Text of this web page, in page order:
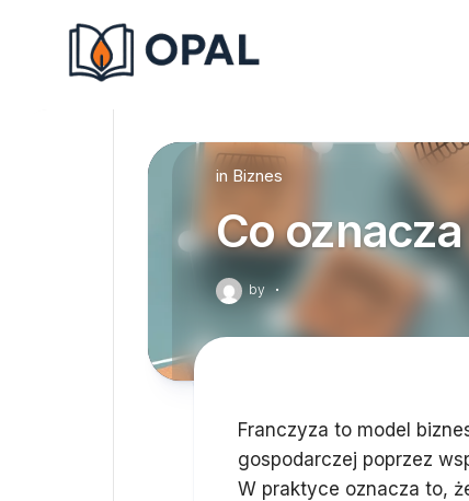
in Biznes
Co
by ·
Franczyza to model
gospodarczej poprzez
W praktyce oznacza to,